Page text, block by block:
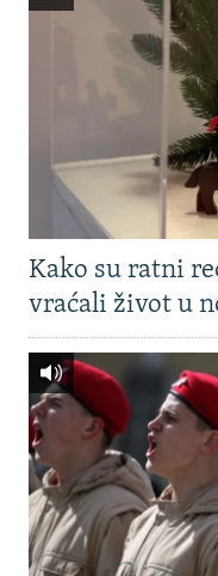
Kako su ratni
vraćali život u